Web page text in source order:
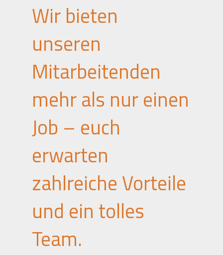
Wir bieten
unseren
Mitarbeitenden
mehr als nur einen
Job – euch
erwarten
zahlreiche Vorteile
und ein tolles
Team.